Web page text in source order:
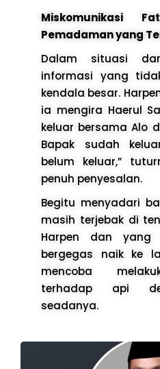
Miskomunikasi
Pemadaman yang
Dalam situasi
informasi yang
kendala besar.
ia mengira Haerul
keluar bersama Alo
Bapak sudah
belum keluar,”
penuh penyesalan.
Begitu menyadari
masih terjebak di
Harpen dan yang
bergegas naik ke
mencoba
terhadap api
seadanya.